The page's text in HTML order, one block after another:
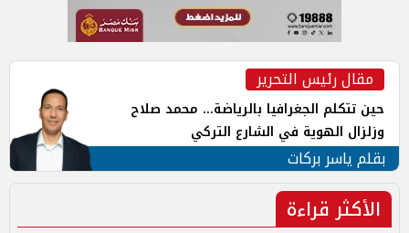
مقال رئيس التحرير
حين تتكلم الجغرافيا بالرياضة... محمد صلاح
وزلزال الهوية في الشارع التركي
بقلم ياسر بركات
الأكثر قراءة